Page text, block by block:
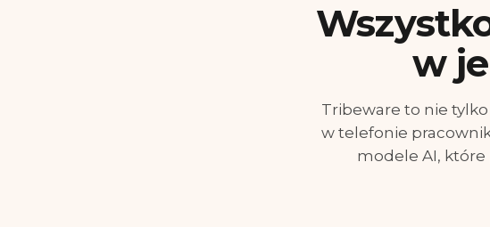
w
Tribeware to nie
w telefonie
modele AI, które